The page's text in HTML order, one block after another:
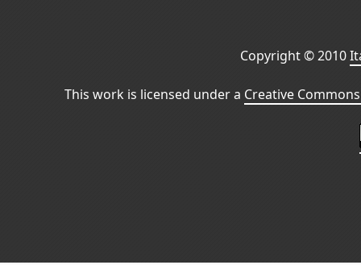
Copyright © 2010
This work is licensed under a Creative